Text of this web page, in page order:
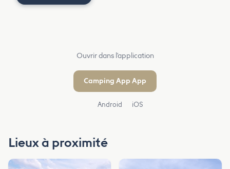
Ouvrir dans l'application
Camping App App
Android iOS
Lieux à proximité